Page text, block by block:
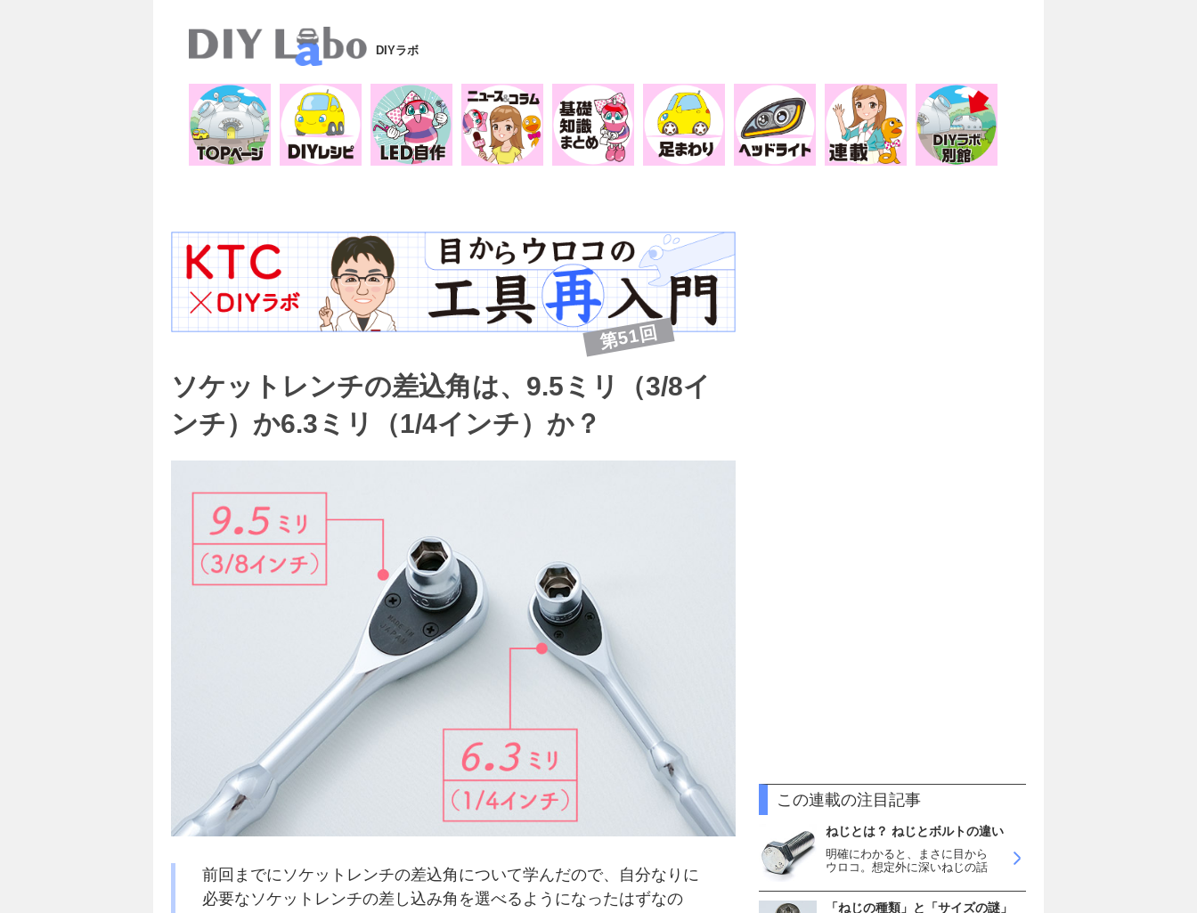
DIYラボ
第51回
ソケットレンチの差込角は、9.5ミリ（3/8イ
ンチ）か6.3ミリ（1/4インチ）か？
前回までにソケットレンチの差込角について学んだので、自分なりに
必要なソケットレンチの差し込み角を選べるようになったはずなの
この連載の注目記事
ねじとは？ ねじとボルトの違い
明確にわかると、まさに目から
ウロコ。想定外に深いねじの話
「ねじの種類」と「サイズの謎」